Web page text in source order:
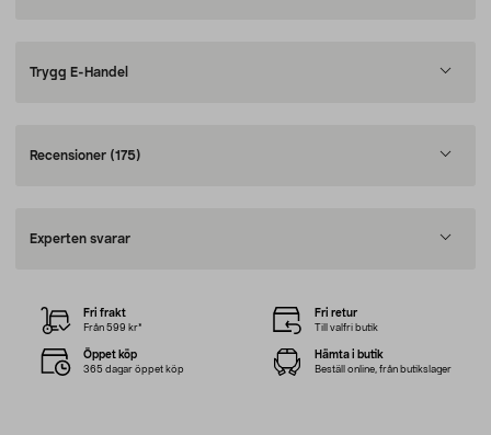
Trygg E-Handel
Recensioner (175)
Experten svarar
Fri frakt
Från 599 kr*
Fri retur
Till valfri butik
Öppet köp
365 dagar öppet köp
Hämta i butik
Beställ online, från butikslager